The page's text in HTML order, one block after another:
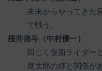
未来からやってきた
て戦う。
桜井侑斗（中村優一）
同じく仮面ライダー
良太郎の姉と関係が